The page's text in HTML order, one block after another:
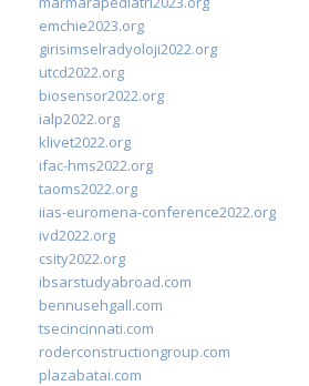
emchie2023.org
girisimselradyoloji2022.org
utcd2022.org
biosensor2022.org
ialp2022.org
klivet2022.org
ifac-hms2022.org
taoms2022.org
iias-euromena-conference2022.org
ivd2022.org
csity2022.org
ibsarstudyabroad.com
bennusehgall.com
tsecincinnati.com
roderconstructiongroup.com
plazabatai.com